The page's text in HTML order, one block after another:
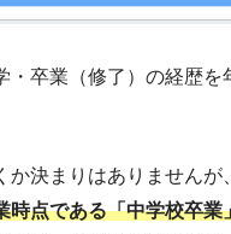
・卒業（修了）の経歴を
か決まりはありませんが
時点である「中学校卒業